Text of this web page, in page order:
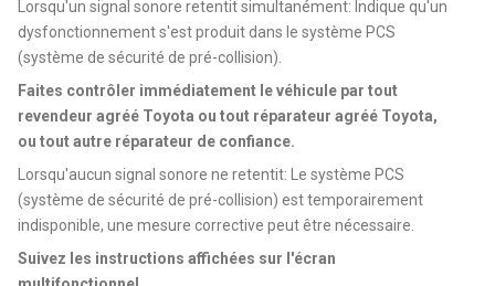
Lorsqu'un signal sonore retentit simultanément: Indique qu'un
dysfonctionnement s'est produit dans le système PCS
(système de sécurité de pré-collision).
Faites contrôler immédiatement le véhicule par tout
revendeur agréé Toyota ou tout réparateur agréé Toyota,
ou tout autre réparateur de confiance.
Lorsqu'aucun signal sonore ne retentit: Le système PCS
(système de sécurité de pré-collision) est temporairement
indisponible, une mesure corrective peut être nécessaire.
Suivez les instructions affichées sur l'écran